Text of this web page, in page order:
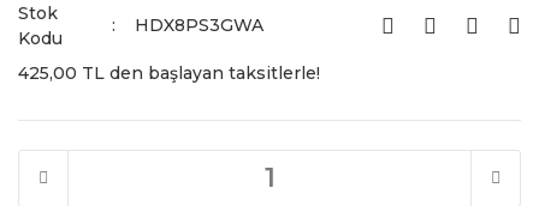
Stok
Kodu
HDX8PS3GWA
425,00 TL den başlayan taksitlerle!